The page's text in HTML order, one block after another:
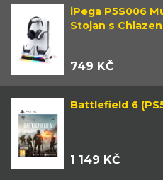
iPega P5S006
Stojan s
749 KČ
Battlefield 6
1 149 KČ